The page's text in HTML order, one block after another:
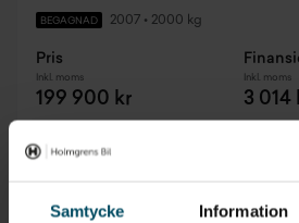
Samtycke Information
BEGAGNAD 2007 • 2000 kg
Pris
Inkl. moms
199 900 kr
Inkl. moms
3 014